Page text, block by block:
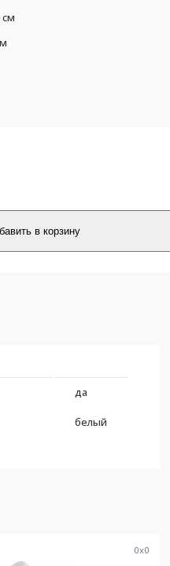
см
в корзину
да
белый
0x0